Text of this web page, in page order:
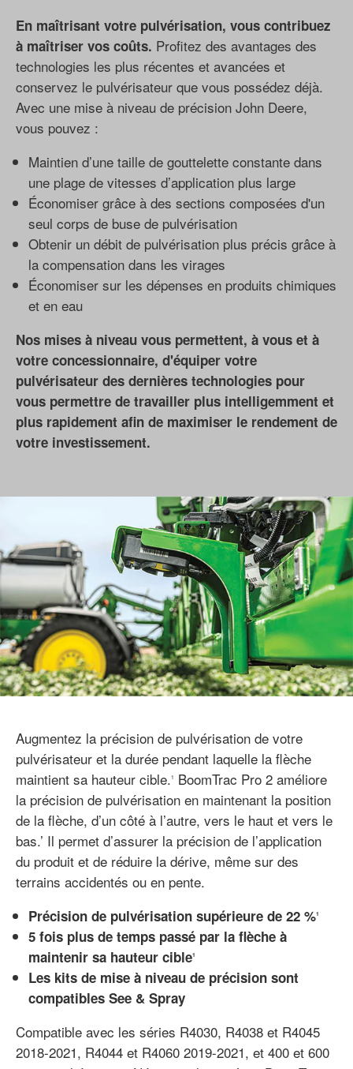
En maîtrisant votre pulvérisation, vous contribuez
à maîtriser vos coûts. Profitez des avantages des
technologies les plus récentes et avancées et
conservez le pulvérisateur que vous possédez déjà.
Avec une mise à niveau de précision John Deere,
vous pouvez :
Maintien d’une taille de gouttelette constante dans
une plage de vitesses d’application plus large
Économiser grâce à des sections composées d'un
seul corps de buse de pulvérisation
Obtenir un débit de pulvérisation plus précis grâce à
la compensation dans les virages
Économiser sur les dépenses en produits chimiques
et en eau
Nos mises à niveau vous permettent, à vous et à
votre concessionnaire, d'équiper votre
pulvérisateur des dernières technologies pour
vous permettre de travailler plus intelligemment et
plus rapidement afin de maximiser le rendement de
votre investissement.
Augmentez la précision de pulvérisation de votre
pulvérisateur et la durée pendant laquelle la flèche
maintient sa hauteur cible.1
BoomTrac Pro 2 améliore
la précision de pulvérisation en maintenant la position
de la flèche, d’un côté à l’autre, vers le haut et vers le
bas.’ Il permet d’assurer la précision de l’application
du produit et de réduire la dérive, même sur des
terrains accidentés ou en pente.
Précision de pulvérisation supérieure de 22 %1
5 fois plus de temps passé par la flèche à
maintenir sa hauteur cible1
Les kits de mise à niveau de précision sont
compatibles See & Spray
Compatible avec les séries R4030, R4038 et R4045
2018-2021, R4044 et R4060 2019-2021, et 400 et 600